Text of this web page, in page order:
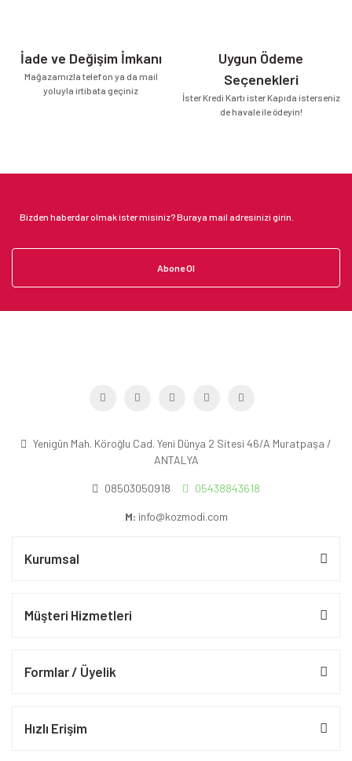
İade ve Değişim İmkanı
Mağazamızla telefon ya da mail
yoluyla irtibata geçiniz
Uygun Ödeme
Seçenekleri
İster Kredi Kartı ister Kapıda isterseniz
de havale ile ödeyin!
Abone Ol
Yenigün Mah. Köroğlu Cad. Yeni Dünya 2 Sitesi 46/A Muratpaşa /
ANTALYA
08503050918 05438843618
M: info@kozmodi.com
Kurumsal
Müşteri Hizmetleri
Formlar / Üyelik
Hızlı Erişim